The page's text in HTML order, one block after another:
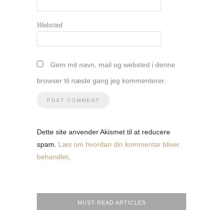
Websted
Gem mit navn, mail og websted i denne
browser til næste gang jeg kommenterer.
Dette site anvender Akismet til at reducere
spam. Læs om hvordan din kommentar bliver
behandlet
MUST-READ ARTICLES